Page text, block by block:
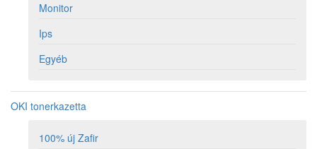
Monitor
Ips
Egyéb
OKI tonerkazetta
100% új Zafir